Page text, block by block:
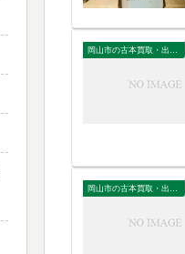
岡山市の古本買取・出張買取